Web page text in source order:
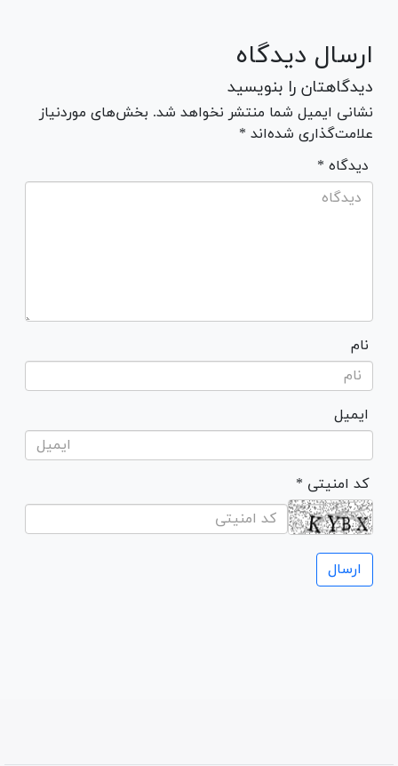
ارسال دیدگاه
دیدگاهتان را بنویسید
نشانی ایمیل شما منتشر نخواهد شد. بخش‌های موردنیاز
علامت‌گذاری شده‌اند *
* دیدگاه
نام
ایمیل
* کد امنیتی